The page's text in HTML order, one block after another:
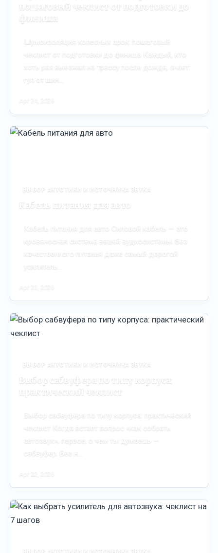
пошаговый чеклист от подготовки до
финиша
Шумоизоляция колесных арок: пошаговый
чеклист от подготовки до финиша Каждый, кто
хоть раз выезжал на трассу после дождя, знает:
гул от шин…
Apr 24, 2026
ВЫБОР АКУСТИКИ И ИСТОЧНИКА ЗВУКА
Кабель питания для авто
Кабель питания для авто Силовой кабель — это
кровеносная система вашей аудиосистемы. Без
качественного питания даже самый дорогой
усилитель…
Apr 23, 2026
ВЫБОР АКУСТИКИ И ИСТОЧНИКА ЗВУКА
Выбор сабвуфера по типу корпуса:
практический чеклист
Выбор сабвуфера по типу корпуса: практический
чеклист Когда встает вопрос «как собрать
автозвук», первое, о чем ты думаешь —
сабвуфер. Без н…
Apr 22, 2026
ВЫБОР АКУСТИКИ И ИСТОЧНИКА ЗВУКА